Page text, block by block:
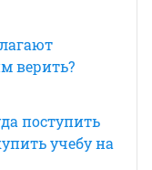
верить?
поступить
учебу на